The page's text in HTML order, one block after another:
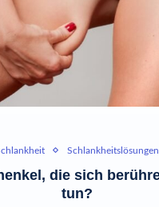
Schlankheitslösungen
die sich
tun?